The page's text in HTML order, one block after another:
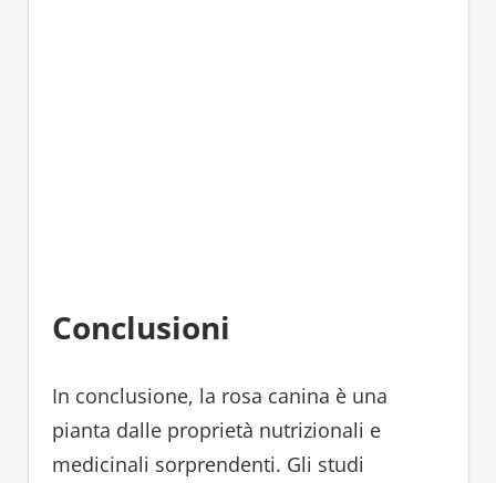
Conclusioni
In conclusione, la rosa canina è una
pianta dalle proprietà nutrizionali e
medicinali sorprendenti. Gli studi